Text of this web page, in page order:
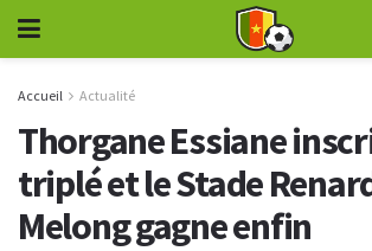
Accueil Actualité
Thorgane Essiane
triplé et le Stade
Melong gagne enfin